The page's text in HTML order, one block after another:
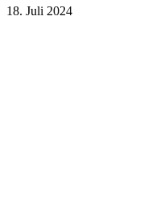
18. Juli 2024